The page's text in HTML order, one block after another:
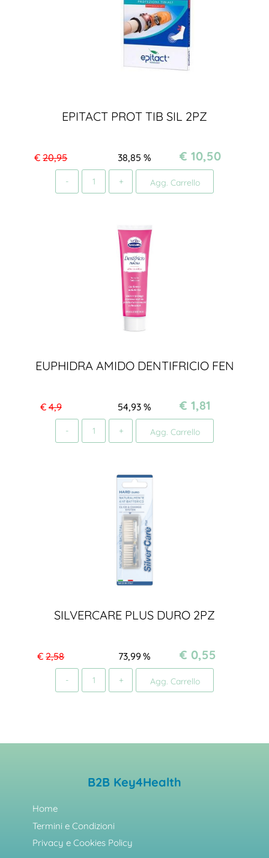
EPITACT PROT TIB SIL 2PZ
€ 20,95 %
38,85 € 10,50
Agg. Carrello
EUPHIDRA AMIDO DENTIFRICIO FEN
€4,9 %
54,93 € 1,81
Agg. Carrello
SILVERCARE PLUS DURO 2PZ
€ 2,58 %
73,99 € 0,55
Agg. Carrello
B2B Key4Health
Home
Termini e Condizioni
Privacy e Cookies Policy